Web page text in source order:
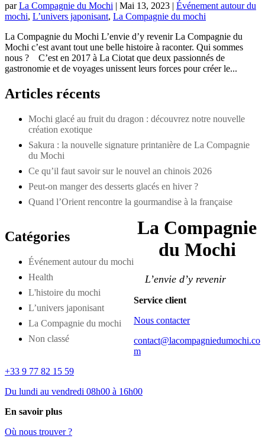
parLa Compagnie du Mochi | Mai 13, 2023 | Événement autour du
mochi, L’univers japonisant, La Compagnie du mochi
La Compagnie du Mochi L’envie d’y revenir La Compagnie du
Mochi c’est avant tout une belle histoire à raconter. Qui sommes
nous ? C’est en 2017 à La Ciotat que deux passionnés de
gastronomie et de voyages unissent leurs forces pour créer le...
Articles récents
Mochi glacé au fruit du dragon : découvrez notre nouvelle
création exotique
Sakura : la nouvelle signature printanière de La Compagnie
du Mochi
Ce qu’il faut savoir sur le nouvel an chinois 2026
Peut-on manger des desserts glacés en hiver ?
Quand l’Orient rencontre la gourmandise à la française
Catégories
Événement autour du mochi
Health
L'histoire du mochi
L’univers japonisant
La Compagnie du mochi
Non classé
La Compagnie
du Mochi
L’envie d’y revenir
Service client
Nous contacter
contact@lacompagniedumochi.co
m
+33 9 77 82 15 59
Du lundi au vendredi 08h00 à 16h00
En savoir plus
Où nous trouver ?